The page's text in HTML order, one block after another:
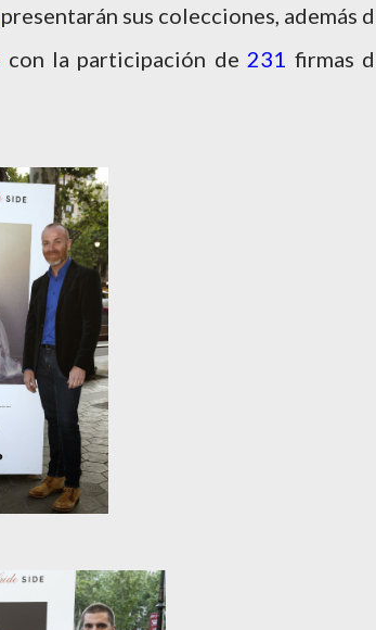
presentarán sus colecciones, además
con la participación de 231 firmas